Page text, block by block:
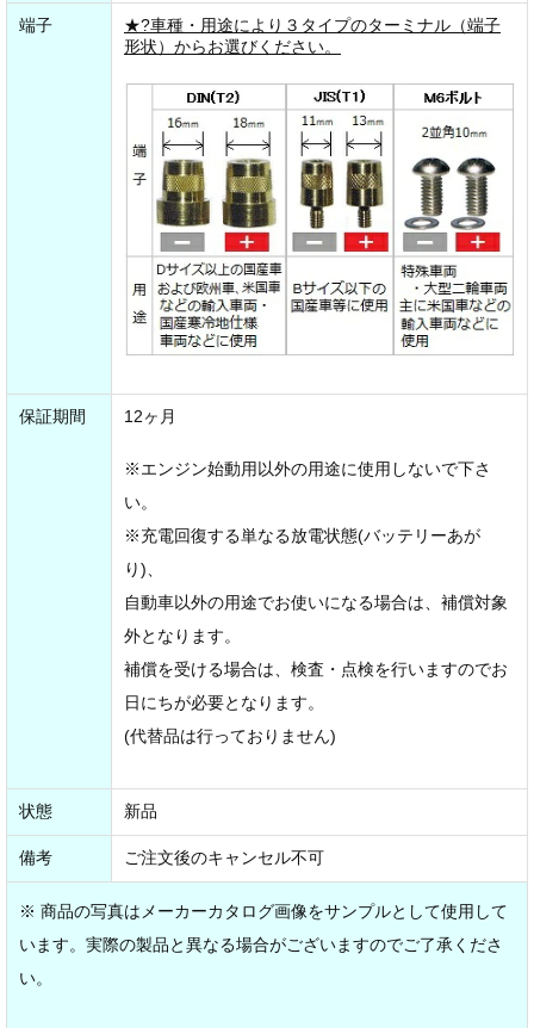
端子
★?車種・用途により３タイプのターミナル（端子
形状）からお選びください。
保証期間 12ヶ月
※エンジン始動用以外の用途に使用しないで下さ
い。
※充電回復する単なる放電状態(バッテリーあが
り)、
自動車以外の用途でお使いになる場合は、補償対象
外となります。
補償を受ける場合は、検査・点検を行いますのでお
日にちが必要となります。
(代替品は行っておりません)
状態 新品
備考 ご注文後のキャンセル不可
※ 商品の写真はメーカーカタログ画像をサンプルとして使用して
います。実際の製品と異なる場合がございますのでご了承くださ
い。